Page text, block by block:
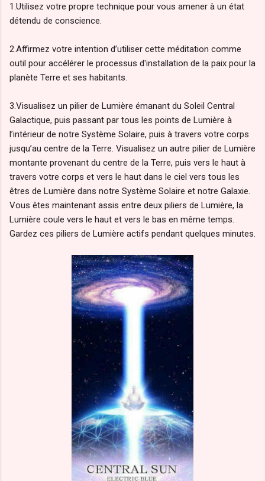
1.Utilisez votre propre technique pour vous amener à un état
détendu de conscience.
2.Affirmez votre intention d’utiliser cette méditation comme
outil pour accélérer le processus d'installation de la paix pour la
planète Terre et ses habitants.
3.Visualisez un pilier de Lumière émanant du Soleil Central
Galactique, puis passant par tous les points de Lumière à
l’intérieur de notre Système Solaire, puis à travers votre corps
jusqu’au centre de la Terre. Visualisez un autre pilier de Lumière
montante provenant du centre de la Terre, puis vers le haut à
travers votre corps et vers le haut dans le ciel vers tous les
êtres de Lumière dans notre Système Solaire et notre Galaxie.
Vous êtes maintenant assis entre deux piliers de Lumière, la
Lumière coule vers le haut et vers le bas en même temps.
Gardez ces piliers de Lumière actifs pendant quelques minutes.